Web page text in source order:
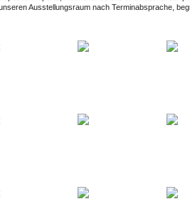
Ausstellungsraum nach Terminabsprache,